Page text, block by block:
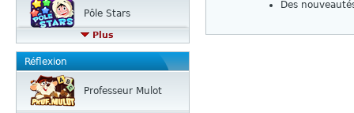
Pôle Stars
Plus
Réflexion
Professeur Mulot
Des